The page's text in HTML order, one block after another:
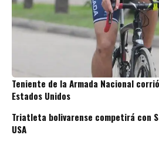
Teniente de la Armada Nacional
Estados Unidos
Triatleta bolivarense competirá con
USA